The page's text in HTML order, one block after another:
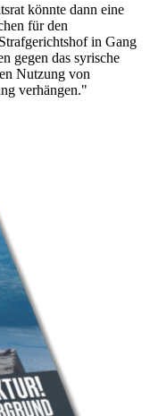
könnte dann eine
für den
in Gang
gegen das syrische
Nutzung von
verhängen."